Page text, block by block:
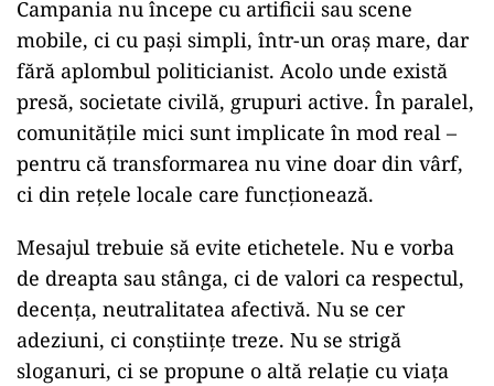
Campania nu începe cu artificii sau scene
mobile, ci cu pași simpli, într-un oraș mare, dar
fără aplombul politicianist. Acolo unde există
presă, societate civilă, grupuri active. În paralel,
comunitățile mici sunt implicate în mod real –
pentru că transformarea nu vine doar din vârf,
ci din rețele locale care funcționează.
Mesajul trebuie să evite etichetele. Nu e vorba
de dreapta sau stânga, ci de valori ca respectul,
decența, neutralitatea afectivă. Nu se cer
adeziuni, ci conștiințe treze. Nu se strigă
sloganuri, ci se propune o altă relație cu viața